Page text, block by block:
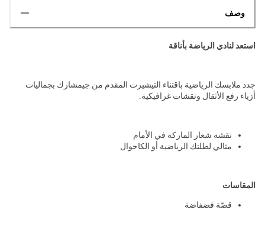
وصف
استعد لنادي الرياضة بأناقة
جدد ملابسك الرياضية باقتناء التيشيرت المقدم من جيمشارك بجماليات
أزياء رفع الأثقال ونقشات غرافيكية.
نقشة شعار الماركة في الأمام
مثالي لطلتك الرياضية أو الكاجوال
المقاسات
قصّة فضفاضة